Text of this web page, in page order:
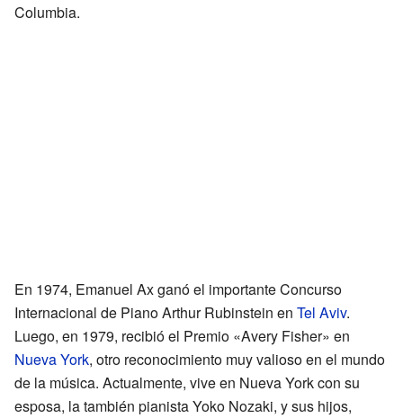
Columbia.
En 1974, Emanuel Ax ganó el importante Concurso
Internacional de Piano Arthur Rubinstein en Tel Aviv.
Luego, en 1979, recibió el Premio «Avery Fisher» en
Nueva York, otro reconocimiento muy valioso en el mundo
de la música. Actualmente, vive en Nueva York con su
esposa, la también pianista Yoko Nozaki, y sus hijos,